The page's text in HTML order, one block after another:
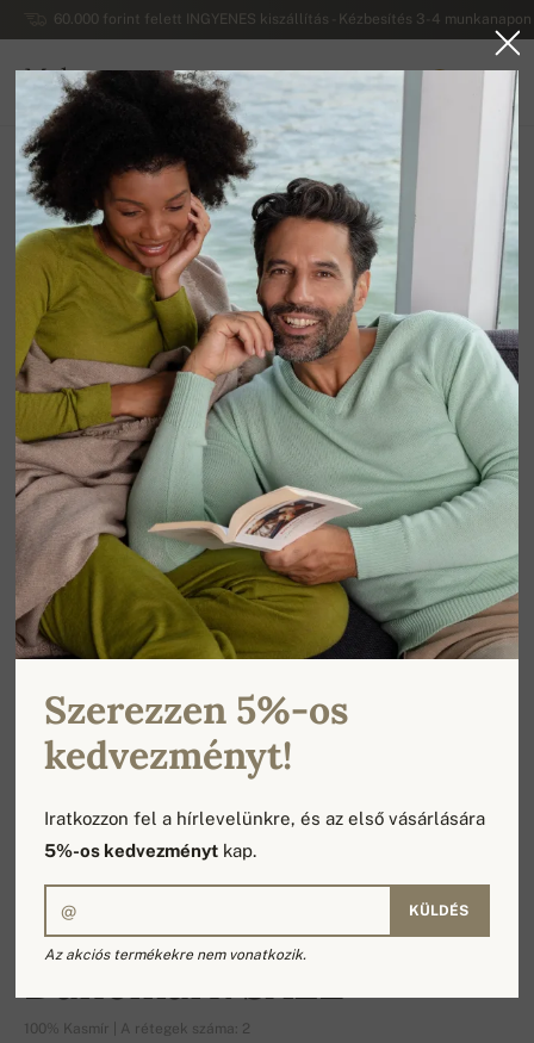
60.000 forint felett INGYENES kiszállítás - Kézbesítés 3-4
Mahogany
MAGYARORSZÁG
Vissza a főoldalra FÉRFI PULÓVEREK
-16%
Danemark SALE
100% Kasmír | A rétegek száma: 2
Szerezzen 5%-os
kedvezményt!
Iratkozzon fel a hírlevelünkre, és az első vásárlására
5%-os kedvezményt kap.
KÜLDÉS
Az akciós termékekre nem vonatkozik.